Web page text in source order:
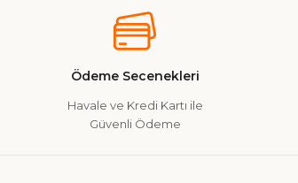
Ödeme Secenekleri
Havale ve Kredi Kartı ile
Güvenli Ödeme